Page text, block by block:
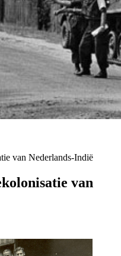
van Nederlands-Indië
van